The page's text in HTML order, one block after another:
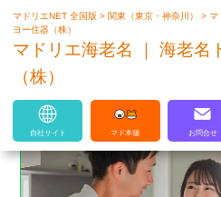
マドリエはLIXILの厳
マドリエNET 全国版> 関東（東京・神奈川）>マ
ヨー住器（株）
マドリエ海老名 ｜ 海老名
（株）
自社サイト マド本舗 お問合せ